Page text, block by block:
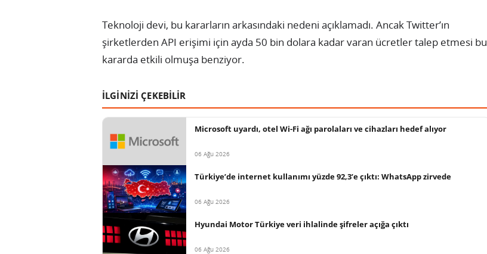
Teknoloji devi, bu kararların arkasındaki nedeni açıklamadı. Ancak Twitter’ın
şirketlerden API erişimi için ayda 50 bin dolara kadar varan ücretler talep etmesi bu
kararda etkili olmuşa benziyor.
İLGİNİZİ ÇEKEBİLİR
Microsoft uyardı, otel Wi-Fi ağı parolaları ve cihazları hedef alıyor
06 Ağu 2026
Türkiye’de internet kullanımı yüzde 92,3’e çıktı: WhatsApp zirvede
06 Ağu 2026
Hyundai Motor Türkiye veri ihlalinde şifreler açığa çıktı
06 Ağu 2026